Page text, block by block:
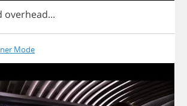
overhead...
Mode